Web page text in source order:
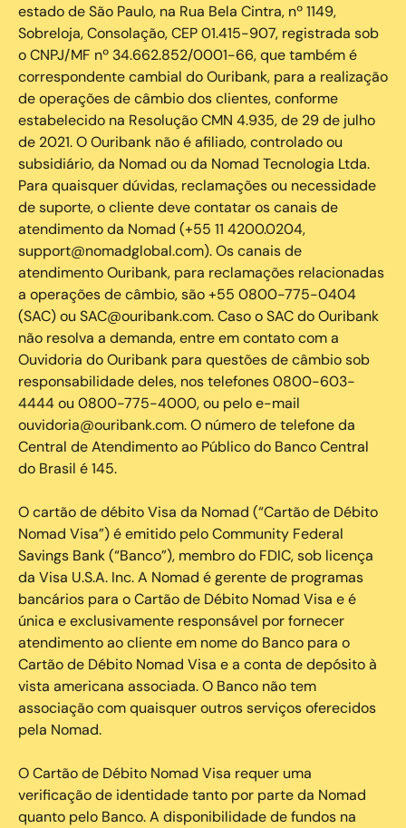
estado de São Paulo, na Rua Bela Cintra, nº 1149,
Sobreloja, Consolação, CEP 01.415-907, registrada sob
o CNPJ/MF nº 34.662.852/0001-66, que também é
correspondente cambial do Ouribank, para a realização
de operações de câmbio dos clientes, conforme
estabelecido na Resolução CMN 4.935, de 29 de julho
de 2021. O Ouribank não é afiliado, controlado ou
subsidiário, da Nomad ou da Nomad Tecnologia Ltda.
Para quaisquer dúvidas, reclamações ou necessidade
de suporte, o cliente deve contatar os canais de
atendimento da Nomad (+55 11 4200.0204,
support@nomadglobal.com). Os canais de
atendimento Ouribank, para reclamações relacionadas
a operações de câmbio, são +55 0800-775-0404
(SAC) ou SAC@ouribank.com. Caso o SAC do Ouribank
não resolva a demanda, entre em contato com a
Ouvidoria do Ouribank para questões de câmbio sob
responsabilidade deles, nos telefones 0800-603-
4444 ou 0800-775-4000, ou pelo e-mail
ouvidoria@ouribank.com. O número de telefone da
Central de Atendimento ao Público do Banco Central
do Brasil é 145.
O cartão de débito Visa da Nomad (“Cartão de Débito
Nomad Visa”) é emitido pelo Community Federal
Savings Bank (“Banco”), membro do FDIC, sob licença
da Visa U.S.A. Inc. A Nomad é gerente de programas
bancários para o Cartão de Débito Nomad Visa e é
única e exclusivamente responsável por fornecer
atendimento ao cliente em nome do Banco para o
Cartão de Débito Nomad Visa e a conta de depósito à
vista americana associada. O Banco não tem
associação com quaisquer outros serviços oferecidos
pela Nomad.
O Cartão de Débito Nomad Visa requer uma
verificação de identidade tanto por parte da Nomad
quanto pelo Banco. A disponibilidade de fundos na